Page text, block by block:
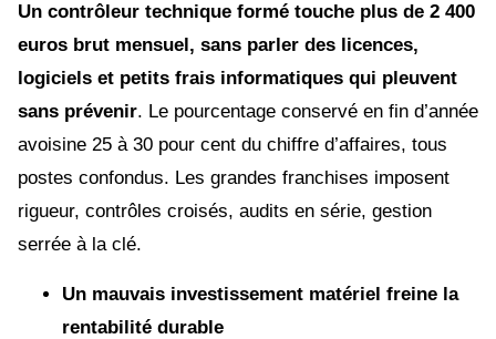
Un contrôleur technique formé touche plus de 2 400
euros brut mensuel, sans parler des licences,
logiciels et petits frais informatiques qui pleuvent
sans prévenir. Le pourcentage conservé en fin d’année
avoisine 25 à 30 pour cent du chiffre d’affaires, tous
postes confondus. Les grandes franchises imposent
rigueur, contrôles croisés, audits en série, gestion
serrée à la clé.
Un mauvais investissement matériel freine la
rentabilité durable